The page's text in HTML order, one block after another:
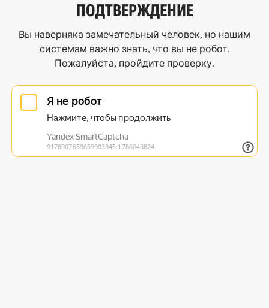
ПОДТВЕРЖДЕНИЕ
Вы наверняка замечательный человек, но нашим
системам важно знать, что вы не робот.
Пожалуйста, пройдите проверку.